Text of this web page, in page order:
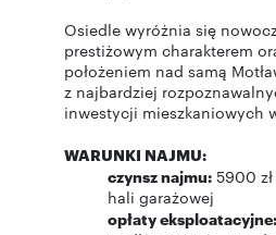
Osiedle wyróżnia się
prestiżowym charakterem
położeniem nad samą
z najbardziej
inwestycji mieszkaniowych
WARUNKI NAJMU:
czynsz najmu: 5900
hali garażowej
opłaty eksploatacyjne: